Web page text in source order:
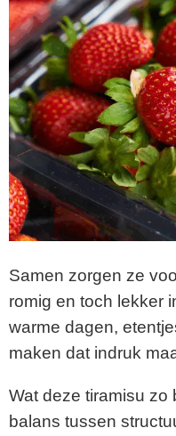
Samen zorgen ze
romig en toch lekker
warme dagen,
maken dat indruk
Wat deze tiramisu zo
balans tussen